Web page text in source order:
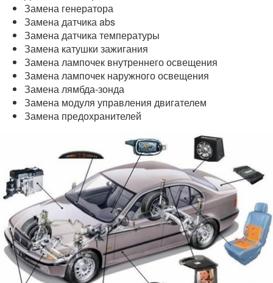
Замена генератора
Замена датчика abs
Замена датчика температуры
Замена катушки зажигания
Замена лампочек внутреннего освещения
Замена лампочек наружного освещения
Замена лямбда-зонда
Замена модуля управления двигателем
Замена предохранителей